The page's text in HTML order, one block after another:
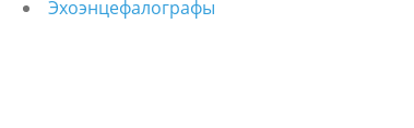
Эхоэнцефалографы